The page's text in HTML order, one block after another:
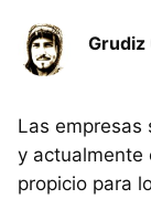
Grudiz
Las empresas
y actualmente
propicio para